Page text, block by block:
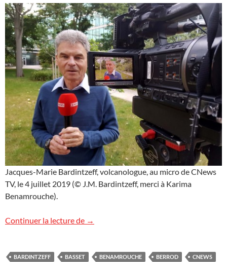
Jacques-Marie Bardintzeff, volcanologue, au micro de CNews
TV, le 4 juillet 2019 (© J.M. Bardintzeff, merci à Karima
Benamrouche).
Continuer la lecture de Actualité du Stromboli
→
BARDINTZEFF BASSET BENAMROUCHE BERROD
CNEWS